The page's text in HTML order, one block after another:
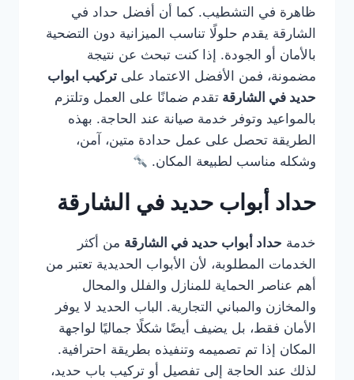
ظاهرة في التشطيب. كما أن أفضل حداد في
الشارقة يقدم حلولًا تناسب الميزانية دون التضحية
بالأمان أو الجودة. إذا كنت تبحث عن نتيجة
مضمونة، فمن الأفضل الاعتماد على تركيب ابواب
حديد في الشارقة تقدم ضمانًا على العمل وتلتزم
بالمواعيد وتوفر خدمة صيانة عند الحاجة. بهذه
الطريقة تحصل على عمل حدادة متين، آمن،
وشكله مناسب لطبيعة المكان.
حداد أبواب حديد في الشارقة
خدمة حداد أبواب حديد في الشارقة من أكثر
الخدمات المطلوبة، لأن الأبواب الحديدية تعتبر من
أهم عناصر الحماية للمنازل والفلل والمحال
والمخازن والمباني التجارية. الباب الحديد لا يوفر
الأمان فقط، بل يضيف أيضًا شكلًا جماليًا لواجهة
المكان إذا تم تصميمه وتنفيذه بطريقة احترافية.
لذلك عند الحاجة إلى تفصيل أو تركيب باب حديد،